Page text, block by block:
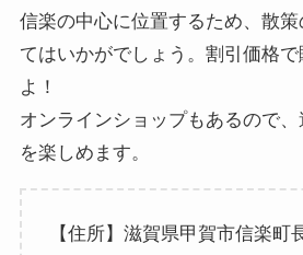
信楽の中心に位置するため、散
てはいかがでしょう。割引価格
よ！
オンラインショップもあるので
を楽しめます。
【住所】滋賀県甲賀市信楽町